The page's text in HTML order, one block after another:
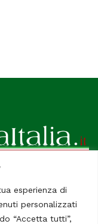
esperienza di
personalizzati
“Accetta tutti”,
preferito.
all'estero.
indipendente